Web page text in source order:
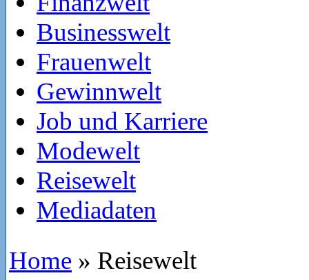
Businesswelt
Frauenwelt
Gewinnwelt
Job und Karriere
Modewelt
Reisewelt
Mediadaten
Home » Reisewelt